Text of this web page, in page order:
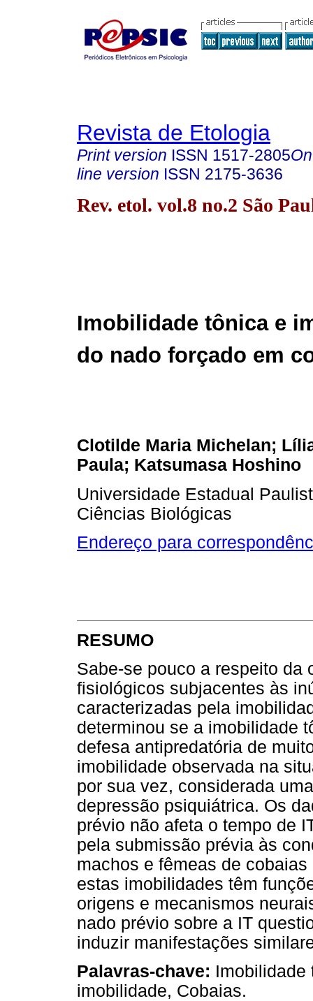
Revista de Etologia
Print version ISSN 1517-2805
line version ISSN 2175-3636
Rev. etol. vol.8 no.2 São
Imobilidade tônica e
do nado forçado em
Clotilde Maria Michelan;
Paula; Katsumasa Hoshino
Universidade Estadual
Ciências Biológicas
Endereço para
RESUMO
Sabe-se pouco a respeito da
fisiológicos subjacentes às
caracterizadas pela
determinou se a imobilidade
defesa antipredatória de
imobilidade observada na
por sua vez, considerada
depressão psiquiátrica. Os
prévio não afeta o tempo de
pela submissão prévia às
machos e fêmeas de cobaias
estas imobilidades têm
origens e mecanismos
nado prévio sobre a IT
induzir manifestações
Palavras-chave: Imobilidade
imobilidade, Cobaias.